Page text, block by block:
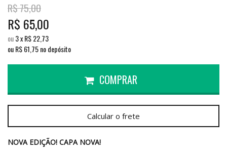
R$75,00
R$ 65,00
ou3xR$22,73
ou R$61,75no depósito
COMPRAR
Calcular o frete
NOVA EDIÇÃO! CAPA NOVA!